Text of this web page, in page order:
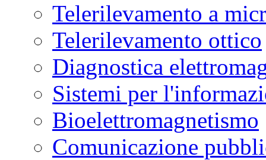
Telerilevamento a
Telerilevamento ottico
Diagnostica
Sistemi per
Bioelettromagnetismo
Comunicazione